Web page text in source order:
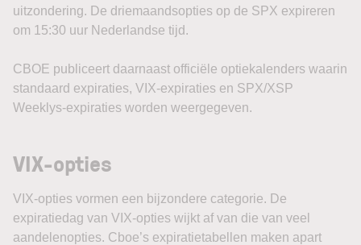
uitzondering. De driemaandsopties op de SPX expireren
om 15:30 uur Nederlandse tijd.
CBOE publiceert daarnaast officiële optiekalenders waarin
standaard expiraties, VIX-expiraties en SPX/XSP
Weeklys-expiraties worden weergegeven.
VIX-opties
VIX-opties vormen een bijzondere categorie. De
expiratiedag van VIX-opties wijkt af van die van veel
aandelenopties. Cboe’s expiratietabellen maken apart